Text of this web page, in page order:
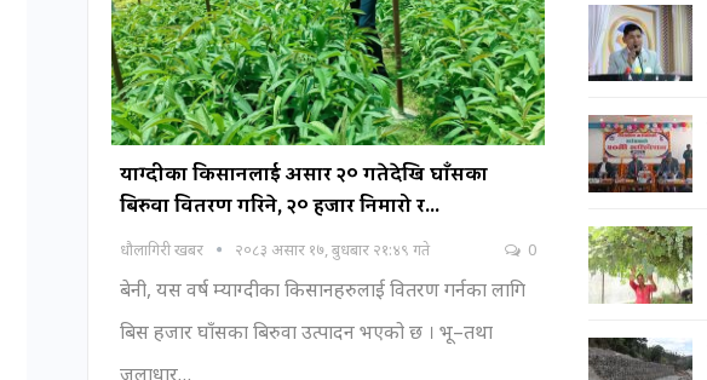
म्याग्दीका किसानलाई असार २० गतेदेखि घाँसका
बिरुवा वितरण गरिने, २० हजार निमारो र…
धौलागिरी खबर २०८३ असार १७, बुधबार २१:४९ गते 0
बेनी, यस वर्ष म्याग्दीका किसानहरुलाई वितरण गर्नका लागि
बिस हजार घाँसका बिरुवा उत्पादन भएको छ । भू–तथा
जलाधार…